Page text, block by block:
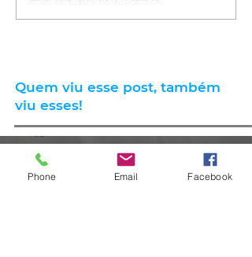
Quem viu esse post, também
viu esses!
há 21 horas 2 min de leitura
Phone Email Facebook